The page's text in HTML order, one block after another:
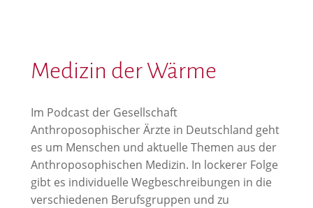
Medizin der Wärme
Im Podcast der Gesellschaft
Anthroposophischer Ärzte in Deutschland geht
es um Menschen und aktuelle Themen aus der
Anthroposophischen Medizin. In lockerer Folge
gibt es individuelle Wegbeschreibungen in die
verschiedenen Berufsgruppen und zu